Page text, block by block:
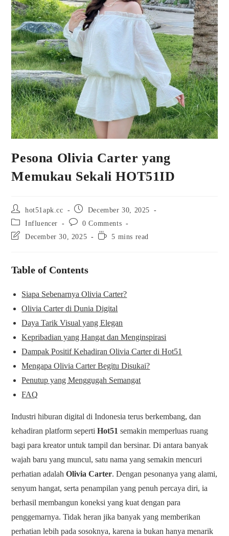
Pesona Olivia Carter yang
Memukau Sekali HOT51ID
hot51apk.cc
December 30, 2025
Influencer
0 Comments
December 30, 2025
5 mins read
Table of Contents
Siapa Sebenarnya Olivia Carter?
Olivia Carter di Dunia Digital
Daya Tarik Visual yang Elegan
Kepribadian yang Hangat dan Menginspirasi
Dampak Positif Kehadiran Olivia Carter di Hot51
Mengapa Olivia Carter Begitu Disukai?
Penutup yang Menggugah Semangat
FAQ
Industri hiburan digital di Indonesia terus berkembang, dan
kehadiran platform sepertiHot51 semakin memperluas ruang
bagi para kreator untuk tampil dan bersinar. Di antara banyak
wajah baru yang muncul, satu nama yang semakin mencuri
perhatian adalahOlivia Carter. Dengan pesonanya yang alami,
senyum hangat, serta penampilan yang penuh percaya diri, ia
berhasil membangun koneksi yang kuat dengan para
penggemarnya. Tidak heran jika banyak yang memberikan
perhatian lebih pada sosoknya, karena ia bukan hanya menarik